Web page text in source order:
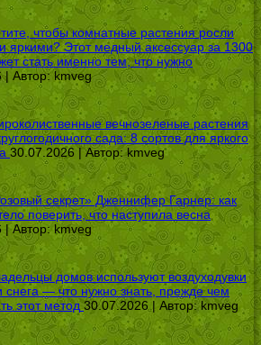
чтобы комнатные растения росли
яркими? Этот медный аксессуар за 1300
стать именно тем, что нужно
| Автор:kmveg
вечнозеленые растения
сада: 8 сортов для яркого
30.07.2026 | Автор:kmveg
секрет» Дженнифер Гарнер: как
поверить, что наступила весна
| Автор:kmveg
домов используют воздуходувки
снега — что нужно знать, прежде чем
этот метод 30.07.2026 | Автор:kmveg